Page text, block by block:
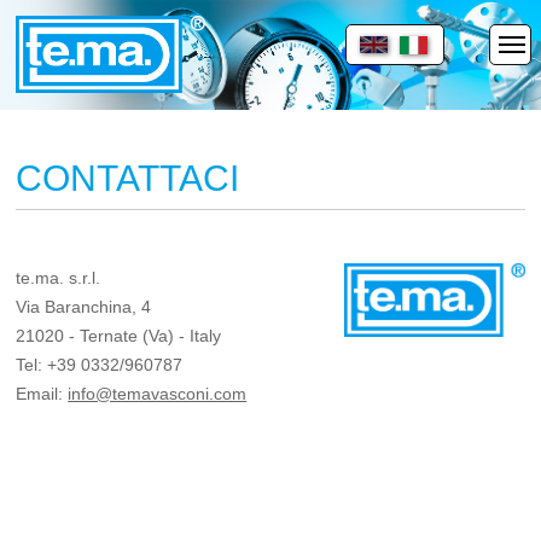
CONTATTACI
te.ma. s.r.l.
Via Baranchina, 4
21020 - Ternate (Va) - Italy
Tel: +39 0332/960787
Email: info@temavasconi.com